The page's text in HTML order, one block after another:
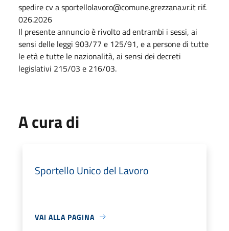
spedire cv a sportellolavoro@comune.grezzana.vr.it rif.
026.2026
Il presente annuncio è rivolto ad entrambi i sessi, ai
sensi delle leggi 903/77 e 125/91, e a persone di tutte
le età e tutte le nazionalità, ai sensi dei decreti
legislativi 215/03 e 216/03.
A cura di
Sportello Unico del Lavoro
VAI ALLA PAGINA